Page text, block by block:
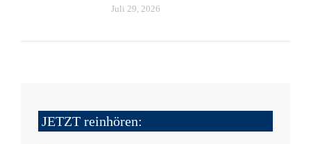
Juli 29, 2026
JETZT reinhören: